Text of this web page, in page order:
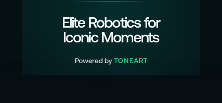
Elite Robotics for
Iconic Moments
Powered by TONEART